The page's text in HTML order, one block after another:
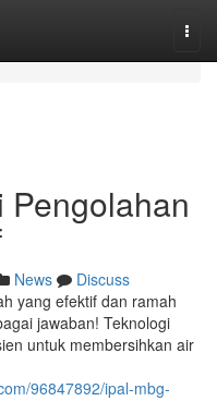
Pengolahan
News
Discuss
yang efektif dan ramah
jawaban! Teknologi
untuk membersihkan air
96847892/ipal-mbg-